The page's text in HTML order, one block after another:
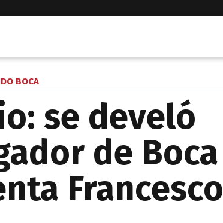
BOCA
se develó
de Boca
Francesco